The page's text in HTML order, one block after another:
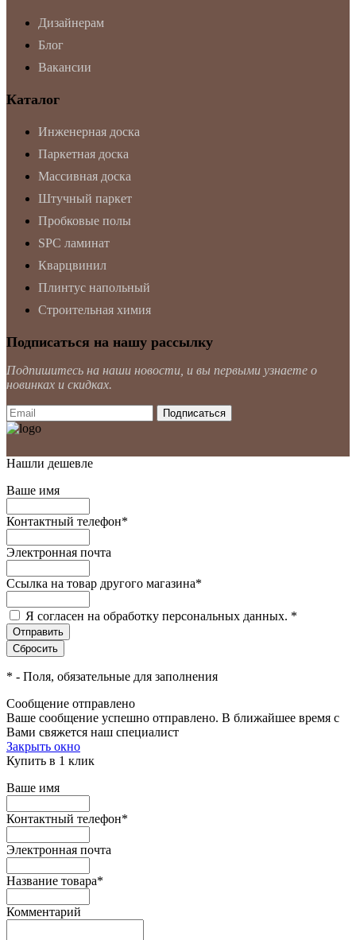
Дизайнерам
Блог
Вакансии
Каталог
Инженерная доска
Паркетная доска
Массивная доска
Штучный паркет
Пробковые полы
SPC ламинат
Кварцвинил
Плинтус напольный
Строительная химия
Подписаться на нашу рассылку
Подпишитесь на наши новости, и вы первыми узнаете о
новинках и скидках.
Нашли дешевле
Ваше имя
Контактный телефон*
Электронная почта
Ссылка на товар другого магазина*
Я согласен на обработку персональных данных. *
* - Поля, обязательные для заполнения
Сообщение отправлено
Ваше сообщение успешно отправлено. В ближайшее время с
Вами свяжется наш специалист
Закрыть окно
Купить в 1 клик
Ваше имя
Контактный телефон*
Электронная почта
Название товара*
Комментарий